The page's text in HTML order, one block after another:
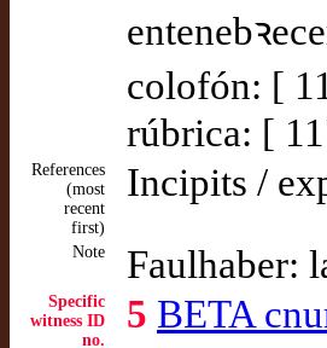
colofón: [
rúbrica: [
References
(most
recent
first)
Incipits /
Note Faulhaber:
Specific
witness ID
no.
5 BETA